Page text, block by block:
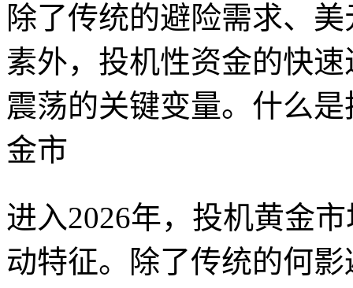
除了传统的避险需求、
素外，投机性资金的快
震荡的关键变量。什么
金市
进入2026年，投机黄金
动特征。除了传统的何影